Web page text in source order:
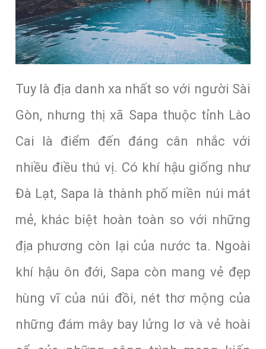
Tuy là địa danh xa nhất so với người Sài
Gòn, nhưng thị xã Sapa thuộc tỉnh Lào
Cai là điểm đến đáng cân nhắc với
nhiều điều thú vị. Có khí hậu giống như
Đà Lạt, Sapa là thành phố miền núi mát
mẻ, khác biệt hoàn toàn so với những
địa phương còn lại của nước ta. Ngoài
khí hậu ôn đới, Sapa còn mang vẻ đẹp
hùng vĩ của núi đồi, nét thơ mộng của
những đám mây bay lửng lơ và vẻ hoài